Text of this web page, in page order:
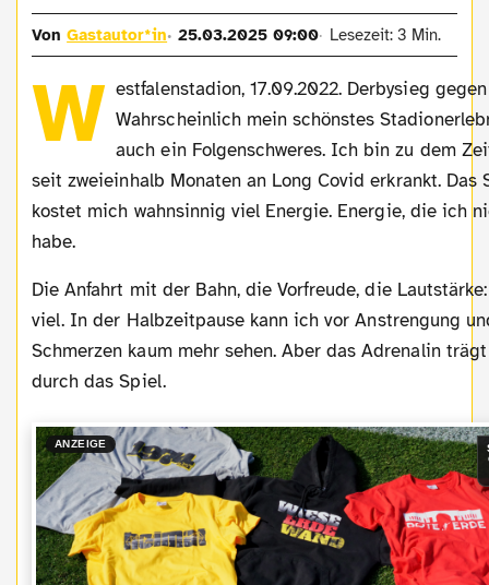
VonGastautor*in 25.03.2025 09:00 Lesezeit: 3 Min.
W estfalenstadion, 17.09.2022. Derbysieg
Wahrscheinlich mein schönstes
auch ein Folgenschweres. Ich bin zu dem
seit zweieinhalb Monaten an Long Covid erkrankt. Das
kostet mich wahnsinnig viel Energie. Energie, die ich
habe.
Die Anfahrt mit der Bahn, die Vorfreude, die Lautstärke: alles zu
viel. In der Halbzeitpause kann ich vor Anstrengung
Schmerzen kaum mehr sehen. Aber das Adrenalin
durch das Spiel.
ANZEIGE